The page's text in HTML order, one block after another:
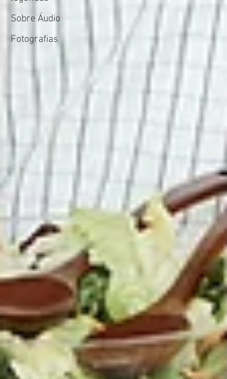
Sobre Áudio
Fotografias